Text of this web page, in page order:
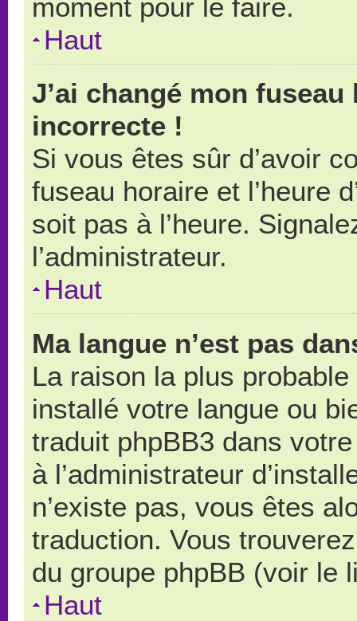
moment pour le faire.
Haut
J’ai changé mon
incorrecte !
Si vous êtes sûr d’avoir
fuseau horaire et l’heure
soit pas à l’heure.
l’administrateur.
Haut
Ma langue n’est pas
La raison la plus probable
installé votre langue ou
traduit phpBB3 dans
à l’administrateur
n’existe pas, vous êtes
traduction. Vous
du groupe phpBB (voir le
Haut